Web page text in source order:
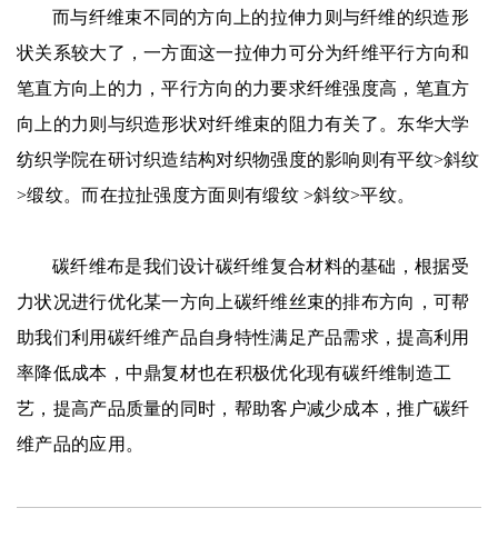
而与纤维束不同的方向上的拉伸力则与纤维的织造形
状关系较大了，一方面这一拉伸力可分为纤维平行方向和
笔直方向上的力，平行方向的力要求纤维强度高，笔直方
向上的力则与织造形状对纤维束的阻力有关了。东华大学
纺织学院在研讨织造结构对织物强度的影响则有平纹>斜纹
>缎纹。而在拉扯强度方面则有缎纹 >斜纹>平纹。
碳纤维布是我们设计碳纤维复合材料的基础，根据受
力状况进行优化某一方向上碳纤维丝束的排布方向，可帮
助我们利用碳纤维产品自身特性满足产品需求，提高利用
率降低成本，中鼎复材也在积极优化现有碳纤维制造工
艺，提高产品质量的同时，帮助客户减少成本，推广碳纤
维产品的应用。